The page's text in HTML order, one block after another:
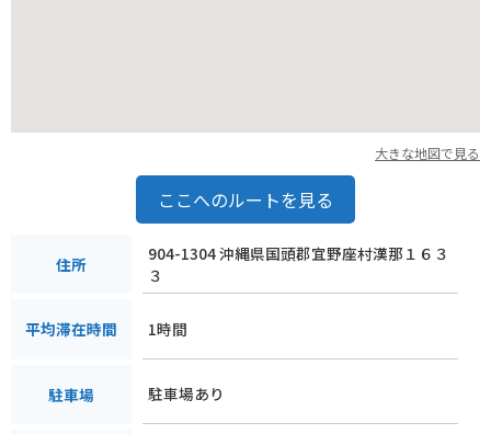
大きな地図で見る
ここへのルートを見る
住所
904-1304 沖縄県国頭郡宜野座村漢那１６３
３
平均滞在時間 1時間
駐車場 駐車場あり